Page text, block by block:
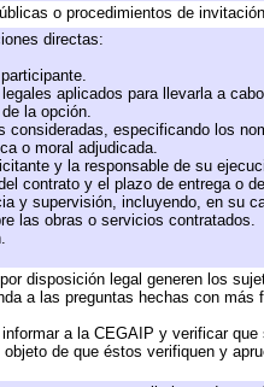
o procedimientos de
directas:
aplicados para llevarla a
la opción.
especificando los
o moral adjudicada.
y la responsable de su
contrato y el plazo de entrega o
y supervisión, incluyendo, en su
las obras o servicios contratados.
disposición legal generen los
a las preguntas hechas con más
a la CEGAIP y verificar
de que éstos verifiquen y